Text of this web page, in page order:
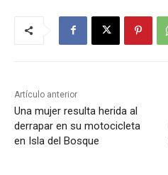
Artículo anterior
Una mujer resulta herida al
derrapar en su motocicleta
en Isla del Bosque